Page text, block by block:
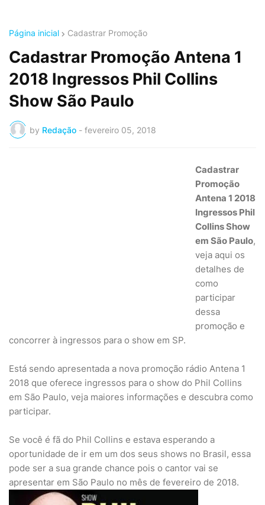
Página inicial Cadastrar Promoção
Cadastrar Promoção Antena 1
2018 Ingressos Phil Collins
Show São Paulo
by Redação - fevereiro 05, 2018
Cadastrar
Promoção
Antena 1 2018
Ingressos Phil
Collins Show
em São Paulo,
veja aqui os
detalhes de
como
participar
dessa
promoção e
concorrer à ingressos para o show em SP.
Está sendo apresentada a nova promoção rádio Antena 1
2018 que oferece ingressos para o show do Phil Collins
em São Paulo, veja maiores informações e descubra como
participar.
Se você é fã do Phil Collins e estava esperando a
oportunidade de ir em um dos seus shows no Brasil, essa
pode ser a sua grande chance pois o cantor vai se
apresentar em São Paulo no mês de fevereiro de 2018.